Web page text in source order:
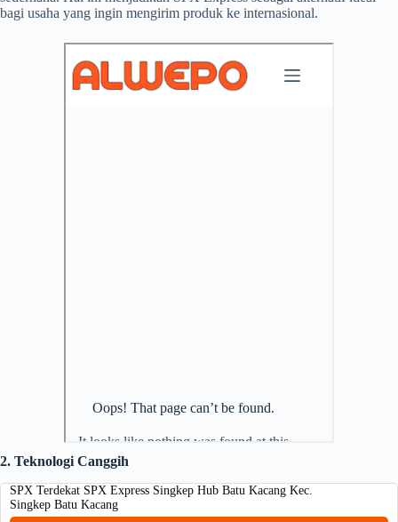
bagi usaha yang ingin mengirim produk ke internasional.
2. Teknologi Canggih
SPX Terdekat SPX Express Singkep Hub Batu Kacang Kec.
Singkep Batu Kacang